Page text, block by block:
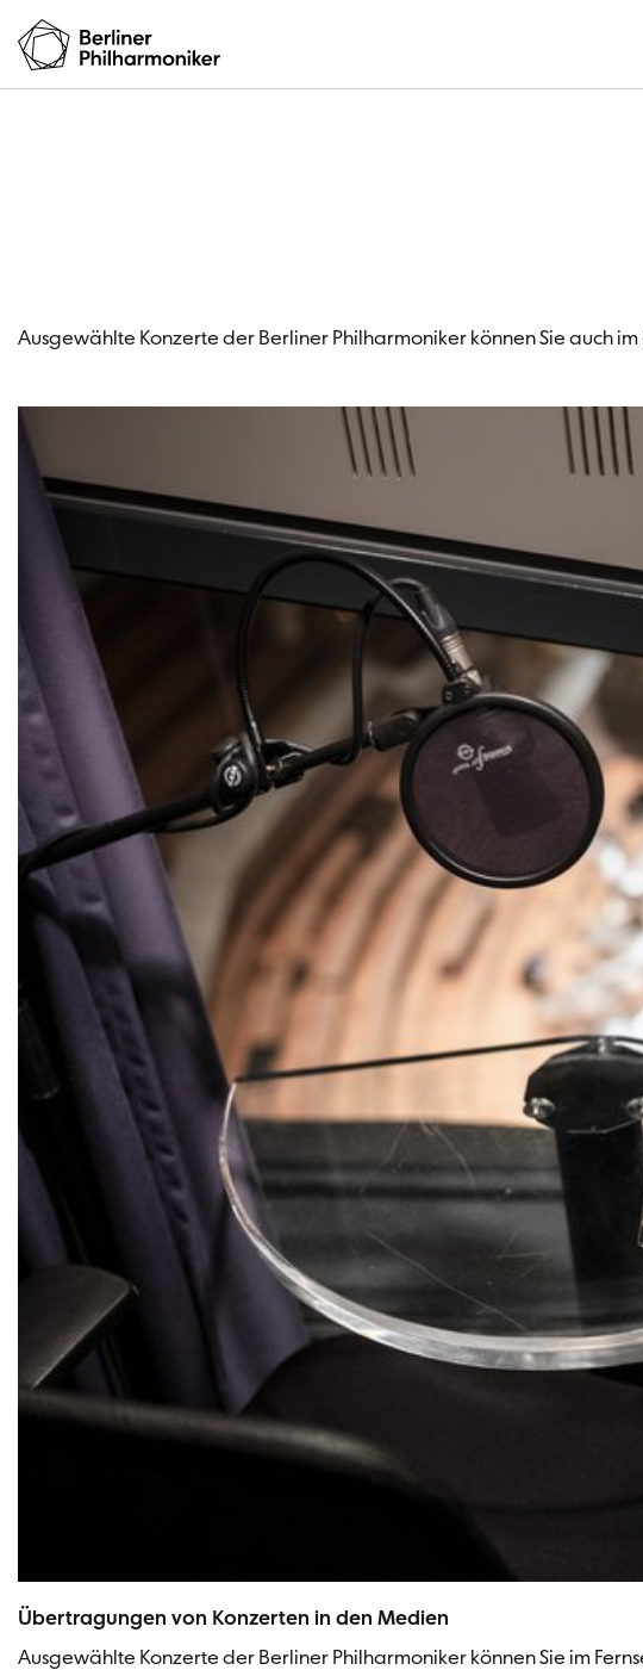
Ausgewählte Konzerte der Berliner Philharmoniker können Sie auch
Übertragungen von Konzerten in den Medien
Ausgewählte Konzerte der Berliner Philharmoniker können Sie im